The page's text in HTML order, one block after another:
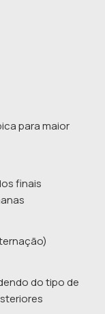
para maior
finais
do tipo de